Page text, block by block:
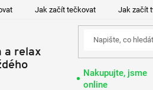
Jak začít tečkovat Jak začít
Nakupujte, jsme
online